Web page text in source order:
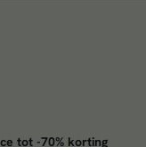
tot -70% korting